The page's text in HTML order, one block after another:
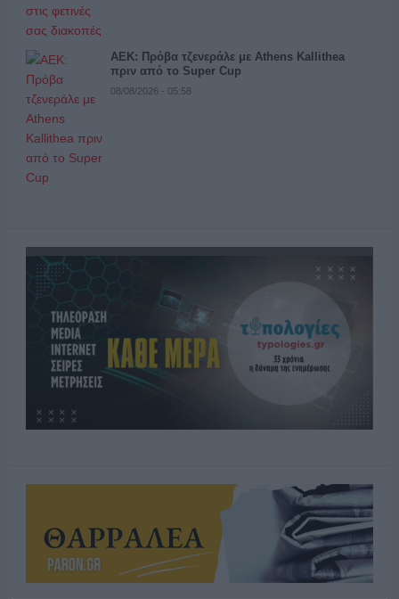
ΑΕΚ: Πρόβα τζενεράλε με Athens Kallithea
πριν από το Super Cup
08/08/2026 - 05:58